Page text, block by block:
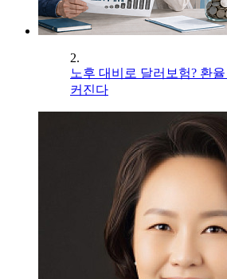
2.
노후 대비로 달러보험? 환
커진다